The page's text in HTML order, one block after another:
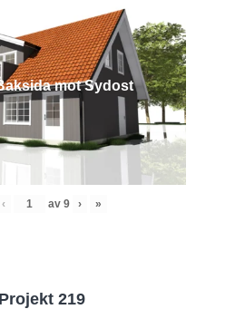
mot Sydost
‹ av 9 › »
Projekt 219